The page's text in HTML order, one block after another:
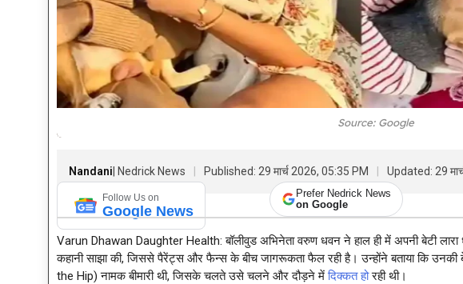
Source: Google
Nandani | Nedrick News Published: 29 मार्च 2026, 05:35 PM Updated: 29
Follow Us on
Google News
Prefer Nedrick News
on Google
Varun Dhawan Daughter Health: बॉलीवुड अभिनेता वरुण धवन ने हाल ही में अपनी बेटी
कहानी साझा की, जिससे पैरेंट्स और फैन्स के बीच जागरूकता फैल रही है। उन्होंने बताया कि
the Hip) नामक बीमारी थी, जिसके चलते उसे चलने और दौड़ने मेंदिक्कत होरही थी।